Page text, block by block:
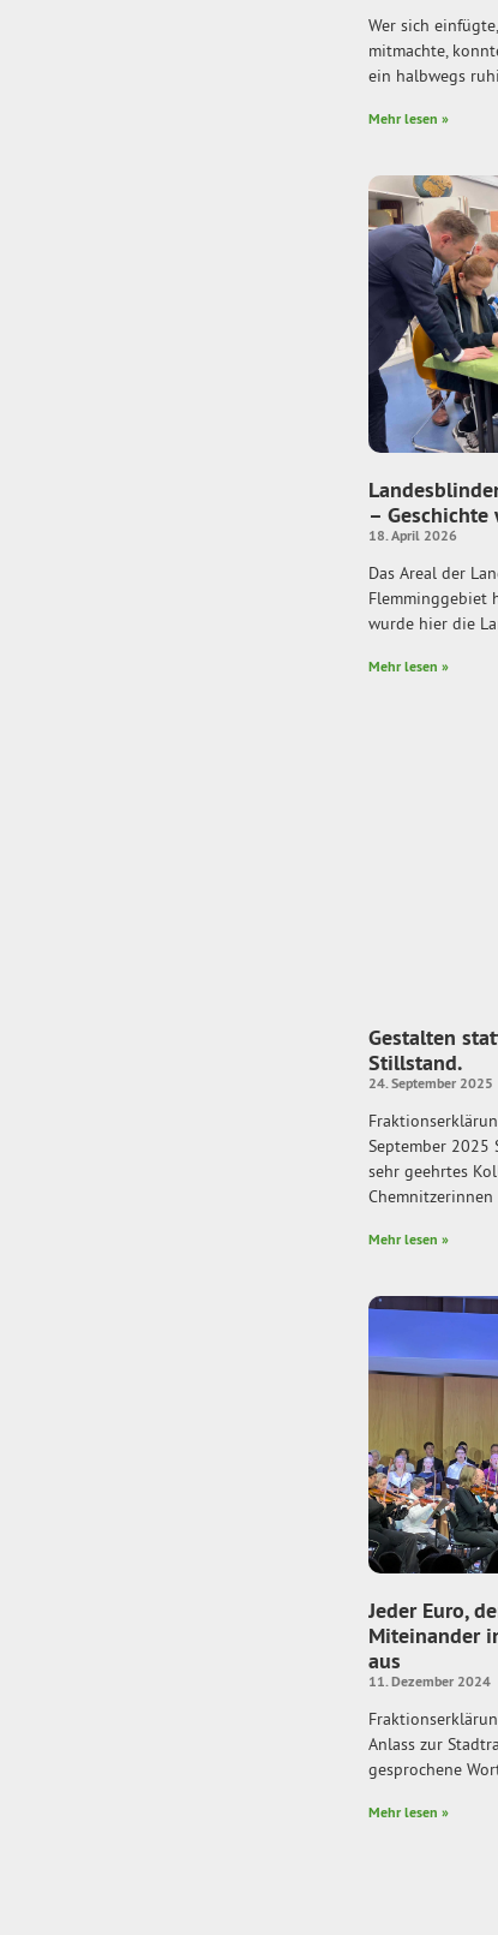
Wer sich
mitmachte,
ein halbwegs
Mehr lesen »
–
18. April 2026
Das Areal der
Flemminggebiet
wurde hier die
Mehr lesen »
Gestalten
Stillstand.
24. September 2025
September 2025
sehr geehrtes
Chemnitzerinnen
Mehr lesen »
Jeder Euro,
Miteinander
aus
11. Dezember 2024
Anlass zur
gesprochene
Mehr lesen »